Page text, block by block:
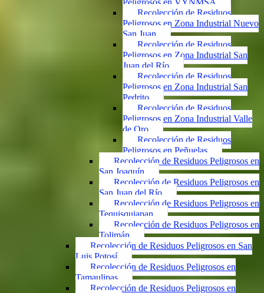
Peligrosos en VYNMSA
Recolección de Residuos
Peligrosos en Zona Industrial Nuevo
San Juan
Recolección de Residuos
Peligrosos en Zona Industrial San
Juan del Río
Recolección de Residuos
Peligrosos en Zona Industrial San
Pedrito
Recolección de Residuos
Peligrosos en Zona Industrial Valle
de Oro
Recolección de Residuos
Peligrosos en Peñuelas
Recolección de Residuos Peligrosos en
San Joaquín
Recolección de Residuos Peligrosos en
San Juan del Río
Recolección de Residuos Peligrosos en
Tequisquiapan
Recolección de Residuos Peligrosos en
Tolimán
Recolección de Residuos Peligrosos en San
Luis Potosí
Recolección de Residuos Peligrosos en
Tamaulipas
Recolección de Residuos Peligrosos en